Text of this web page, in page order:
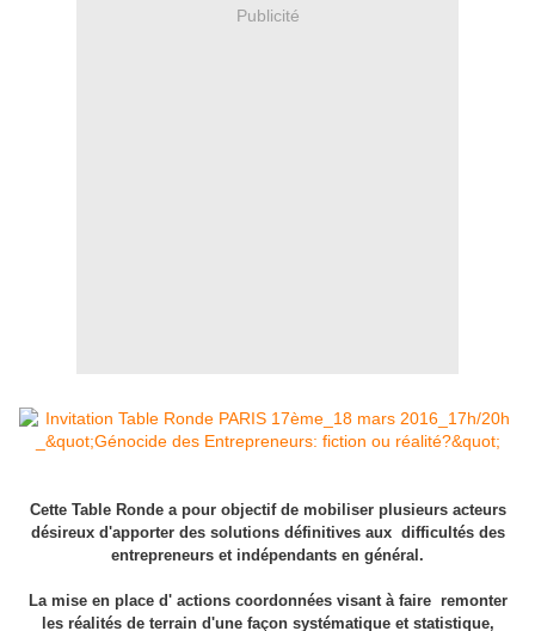
Publicité
Cette Table Ronde a pour objectif de mobiliser plusieurs acteurs
désireux d'apporter des solutions définitives aux difficultés des
entrepreneurs et indépendants en général.
La mise en place d' actions coordonnées visant à faire remonter
les réalités de terrain d'une façon systématique et statistique,